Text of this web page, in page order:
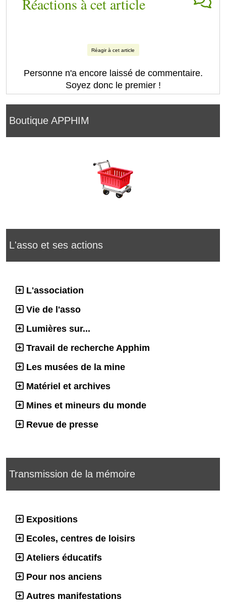
Boutique APPHIM
L'asso et ses actions
L'association
Vie de l'asso
Lumières sur...
Travail de recherche Apphim
Les musées de la mine
Matériel et archives
Mines et mineurs du monde
Revue de presse
Transmission de la mémoire
Expositions
Ecoles, centres de loisirs
Ateliers éducatifs
Pour nos anciens
Autres manifestations
Réactions à cet article
Réagir à cet article
Personne n'a encore laissé de commentaire.
Soyez donc le premier !